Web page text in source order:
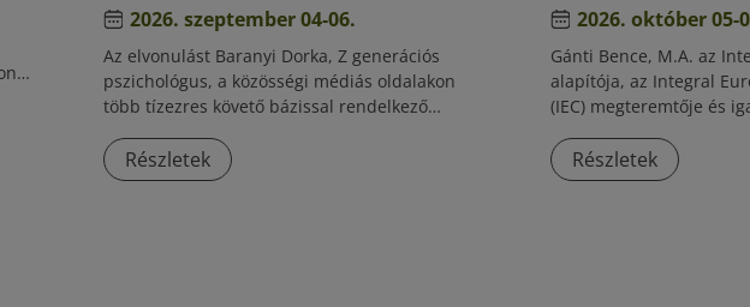
2026. szeptember 04-06.
Az elvonulást Baranyi Dorka, Z generációs
pszichológus, a közösségi médiás oldalakon
több tízezres követő bázissal rendelkező
megálmodója vezeti.
Részletek
2026. október 05-
Gánti Bence, M.A. az
alapítója, az Integral
(IEC) megteremtője és
partnere.Több mint két
csoportokat világszerte:
Részletek